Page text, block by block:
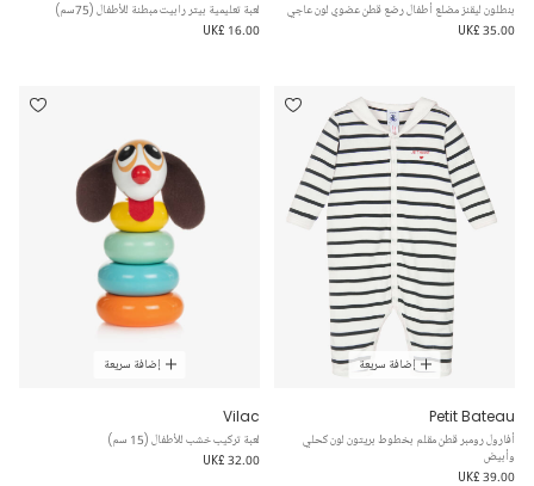
بنطلون ليقنز مضلع أطفال رضع قطن عضوي لون عاجي
UK£ 35.00
لعبة تعليمية بيتر رابيت مبطنة للأطفال (75سم)
UK£ 16.00
إضافة سريعة
Petit Bateau
أفارول رومبر قطن مقلم بخطوط بريتون لون كحلي
وأبيض
UK£ 39.00
إضافة سريعة
Vilac
لعبة تركيب خشب للأطفال (15 سم)
UK£ 32.00